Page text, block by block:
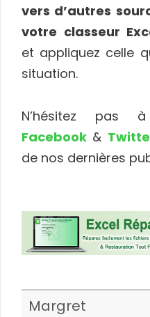
vers d’autres
votre classeur
et appliquez celle
situation.
N’hésitez pas
Facebook &
de nos dernières
Margret